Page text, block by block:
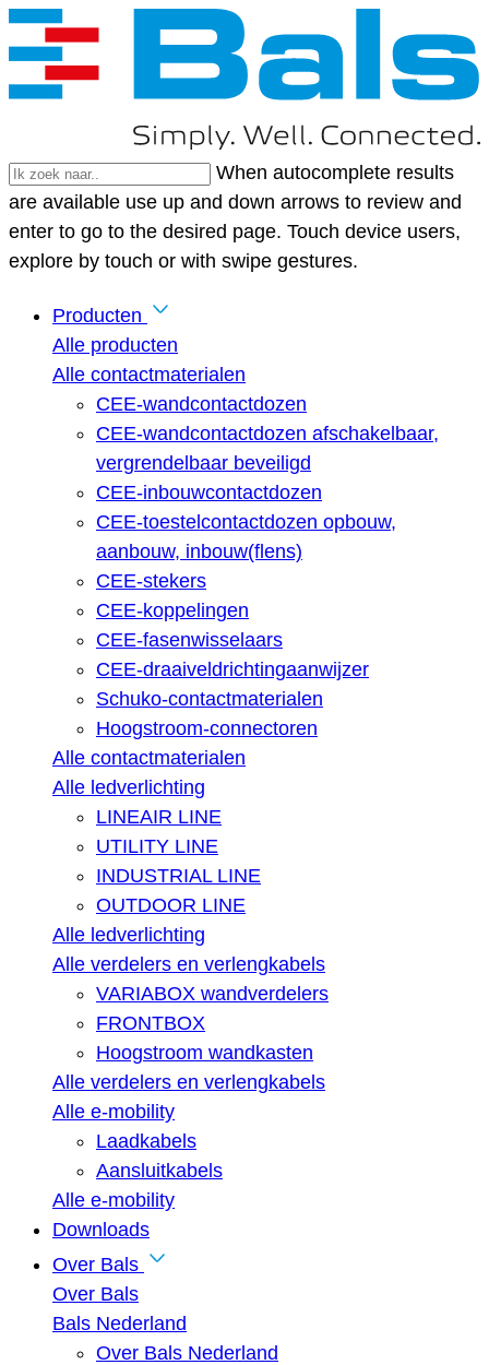
When autocomplete results
are available use up and down arrows to review and
enter to go to the desired page. Touch device users,
explore by touch or with swipe gestures.
Producten
Alle producten
Alle contactmaterialen
CEE-wandcontactdozen
CEE-wandcontactdozen afschakelbaar,
vergrendelbaar beveiligd
CEE-inbouwcontactdozen
CEE-toestelcontactdozen opbouw,
aanbouw, inbouw(flens)
CEE-stekers
CEE-koppelingen
CEE-fasenwisselaars
CEE-draaiveldrichtingaanwijzer
Schuko-contactmaterialen
Hoogstroom-connectoren
Alle contactmaterialen
Alle ledverlichting
LINEAIR LINE
UTILITY LINE
INDUSTRIAL LINE
OUTDOOR LINE
Alle ledverlichting
Alle verdelers en verlengkabels
VARIABOX wandverdelers
FRONTBOX
Hoogstroom wandkasten
Alle verdelers en verlengkabels
Alle e-mobility
Laadkabels
Aansluitkabels
Alle e-mobility
Downloads
Over Bals
Over Bals
Bals Nederland
Over Bals Nederland